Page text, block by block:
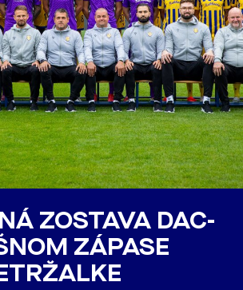
ZOSTAVA DAC-
ZÁPASE